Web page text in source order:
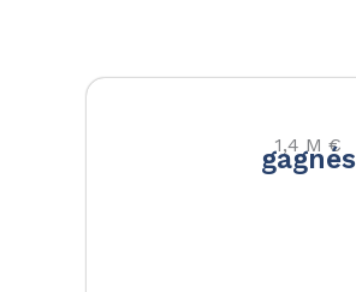
1,4 M €
gagnés